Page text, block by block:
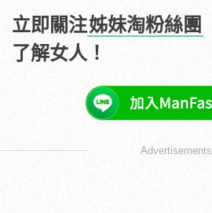
立即關注姊妹淘粉絲團
了解女人！
Advertisements